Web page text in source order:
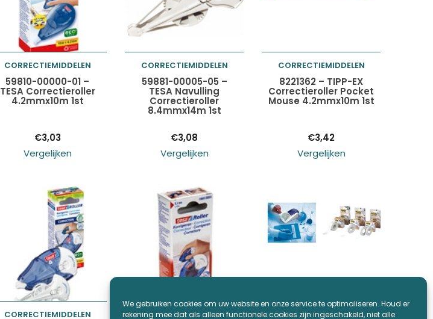
We gebruiken cookies om uw website en onze service te optimaliseren. Houd er
rekening mee dat als alleen functionele cookies zijn ingeschakeld, niet alle
Toevoegen aan
winkelwagen
CORRECTIEMIDDELEN
59810-00000-01 –
TESA Correctieroller
4.2mmx10m 1st
€3,03
Vergelijken
Toevoegen aan
winkelwagen
CORRECTIEMIDDELEN
59881-00005-05 –
TESA Navulling
Correctieroller
8.4mmx14m 1st
€3,08
Vergelijken
Toevoegen aan
winkelwagen
CORRECTIEMIDDELEN
8221362 – TIPP-EX
Correctieroller Pocket
Mouse 4.2mmx10m 1st
€3,42
Vergelijken
CORRECTIEMIDDELEN CORRECTIEMIDDELEN CORRECTIEMIDDELEN